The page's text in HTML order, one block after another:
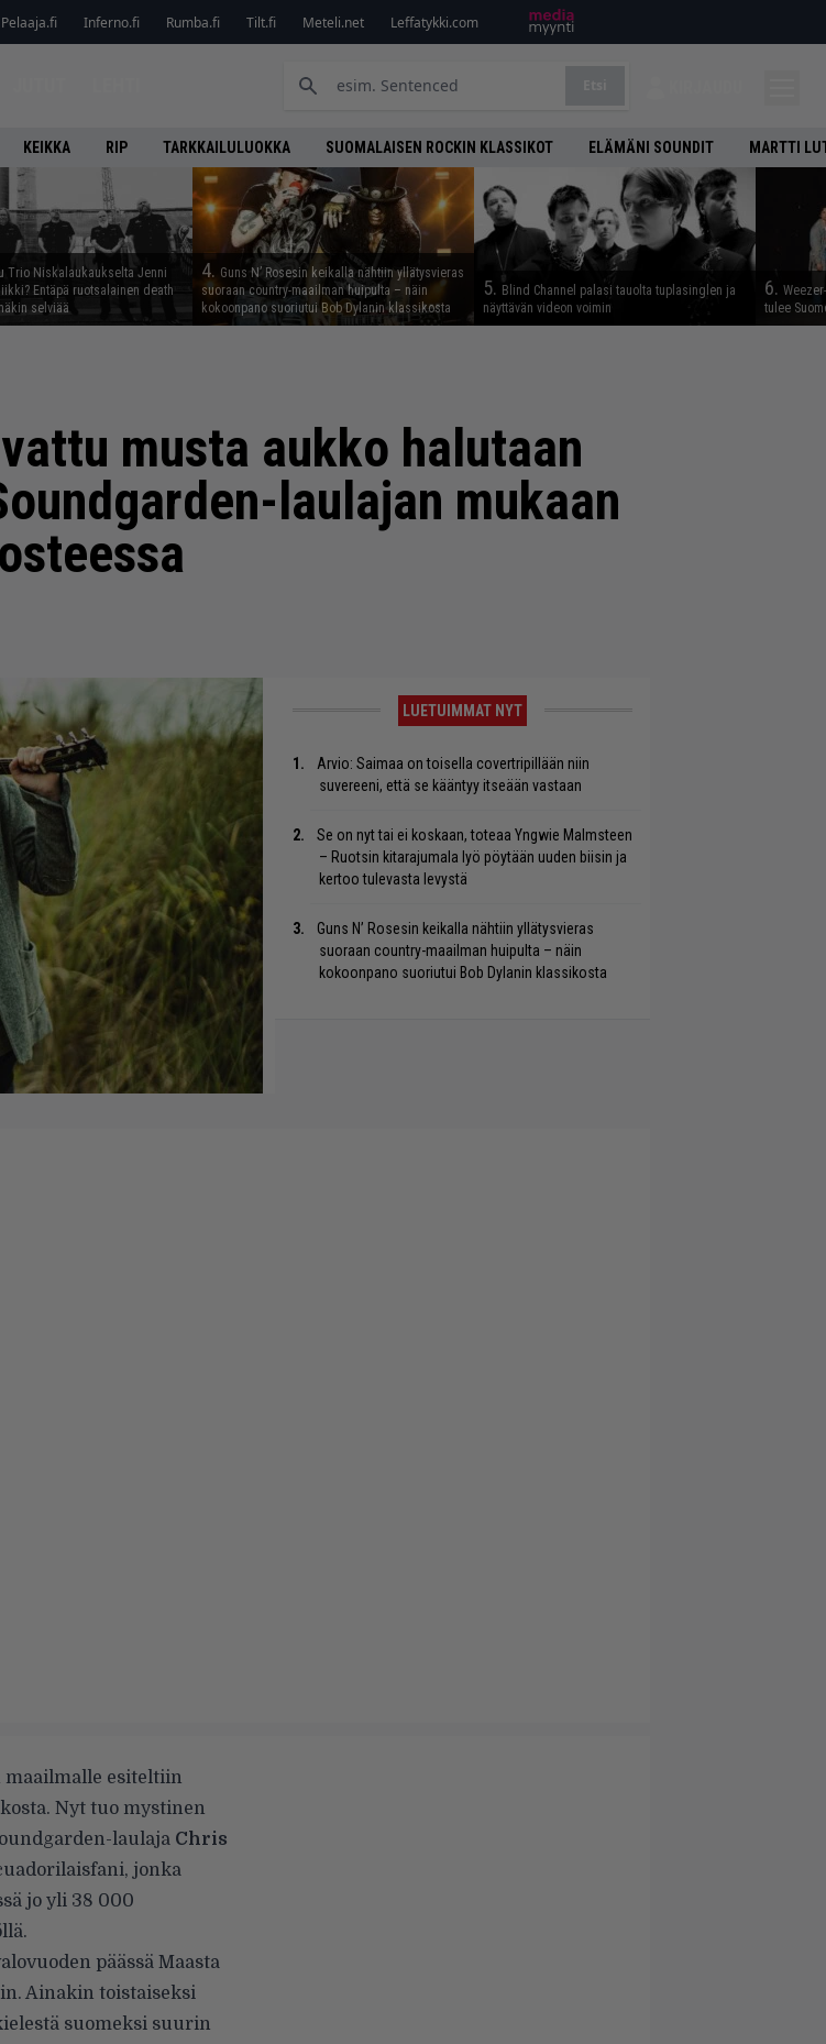
Pelaaja.fi Inferno.fi Rumba.fi Tilt.fi Meteli.net Leffatykki.com
KEIKKA RIP TARKKAILULUOKKA SUOMALAISEN ROCKIN KLASSIKOT ELÄMÄNI SOUNDIT MARTTI
Trio Niskalaukaukselta Jenni
Entäpä ruotsalainen death
selviää
4. Guns N’ Rosesin keikalla nähtiin yllätysvieras
suoraan country-maailman huipulta – näin
kokoonpano suoriutui Bob Dylanin klassikosta
5. Blind Channel palasi tauolta tuplasinglen ja
näyttävän videon voimin
6.
tulee
musta aukko halutaan
laulajan mukaan
LUETUIMMAT NYT
Arvio: Saimaa on toisella covertripillään niin
suvereeni, että se kääntyy itseään vastaan
Se on nyt tai ei koskaan, toteaa Yngwie Malmsteen
– Ruotsin kitarajumala lyö pöytään uuden biisin ja
kertoo tulevasta levystä
Guns N’ Rosesin keikalla nähtiin yllätysvieras
suoraan country-maailman huipulta – näin
kokoonpano suoriutui Bob Dylanin klassikosta
maailmalle esiteltiin
Nyt tuo mystinen
laulaja Chris
jonka
jo yli 38 000
päässä Maasta
Ainakin toistaiseksi
suomeksi suurin